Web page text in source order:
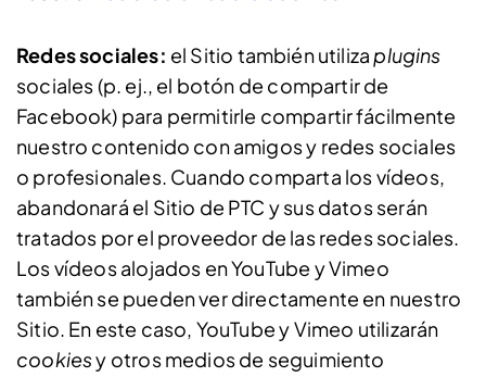
Redes sociales: el Sitio también utiliza plugins
sociales (p. ej., el botón de compartir de
Facebook) para permitirle compartir fácilmente
nuestro contenido con amigos y redes sociales
o profesionales. Cuando comparta los vídeos,
abandonará el Sitio de PTC y sus datos serán
tratados por el proveedor de las redes sociales.
Los vídeos alojados en YouTube y Vimeo
también se pueden ver directamente en nuestro
Sitio. En este caso, YouTube y Vimeo utilizarán
cookiesy otros medios de seguimiento